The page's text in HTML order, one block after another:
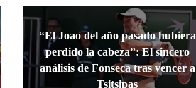
“El Joao del año pasado hubiera
perdido la cabeza”: El sincero
análisis de Fonseca tras vencer a
Tsitsipas